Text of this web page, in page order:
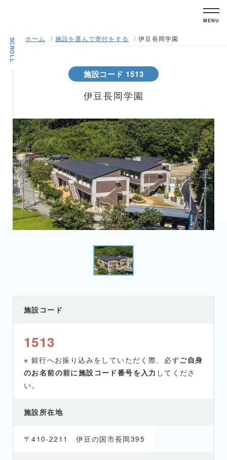
MENU
SCROLL ホーム 施設を選んで寄付をする 伊豆長岡学園
施設コード 1513
伊豆長岡学園
施設コード
1513
※ 銀行へお振り込みをしていただく際、必ずご自身
のお名前の前に施設コード番号を入力 してくださ
い。
施設所在地
〒410-2211 伊豆の国市長岡395